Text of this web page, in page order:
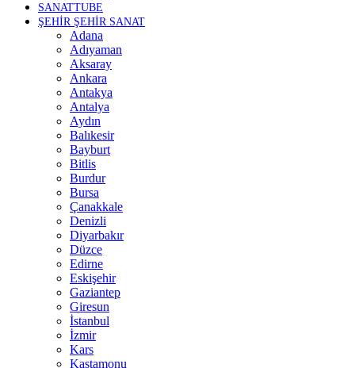
SANATTUBE
ŞEHİR ŞEHİR SANAT
Adana
Adıyaman
Aksaray
Ankara
Antakya
Antalya
Aydın
Balıkesir
Bayburt
Bitlis
Burdur
Bursa
Çanakkale
Denizli
Diyarbakır
Düzce
Edirne
Eskişehir
Gaziantep
Giresun
İstanbul
İzmir
Kars
Kastamonu